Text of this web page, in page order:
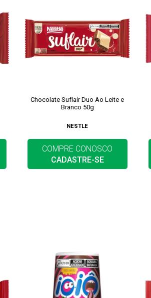
Chocolate Suflair Duo Ao Leite e
Branco 50g
NESTLE
COMPRE CONOSCO
CADASTRE-SE